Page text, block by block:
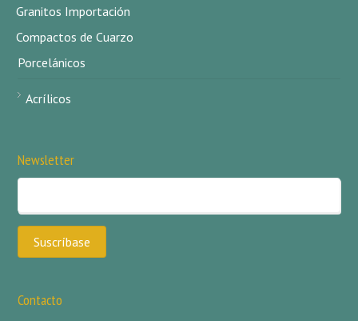
Granitos Importación
Compactos de Cuarzo
Porcelánicos
Acrílicos
Newsletter
Contacto